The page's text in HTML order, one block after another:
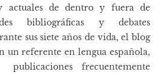
actuales de dentro y fuera de
bibliográficas y debates
sus siete años de vida, el blog
un referente en lengua española,
frecuentemente